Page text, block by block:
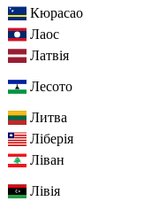
Кюрасао
Лаос
Латвія
Лесото
Литва
Ліберія
Ліван
Лівія